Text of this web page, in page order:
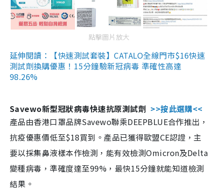
點擊圖片放大
延伸閱讀：【快速測試套裝】CATALO全線門市$16快速
測試劑換購優惠！15分鐘驗新冠病毒 準確性高達
98.26%
Savewo新型冠狀病毒快速抗原測試劑 >>按此選購<<
產品由香港口罩品牌Savewo聯乘DEEPBLUE合作推出，
抗疫優惠價低至$18買到。產品已獲得歐盟CE認證，主
要以採集鼻液樣本作檢測，能有效檢測Omicron及Delta
變種病毒，準確度達至99%，最快15分鐘就能知道檢測
結果。